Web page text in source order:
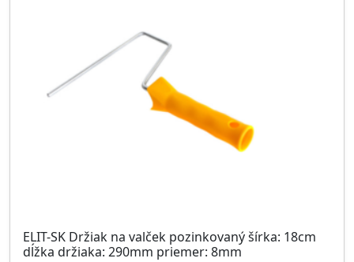
ELIT-SK Držiak na valček pozinkovaný šírka: 18cm
dĺžka držiaka: 290mm priemer: 8mm